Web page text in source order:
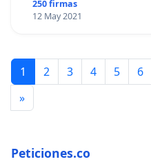
250 firmas
12 May 2021
1 2 3 4 5 6
»
Peticiones.co